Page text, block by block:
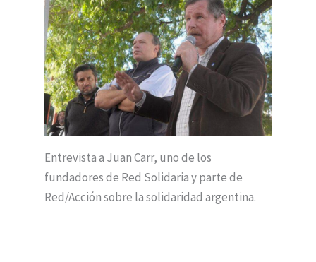
Entrevista a Juan Carr, uno de los
fundadores de Red Solidaria y parte de
Red/Acción sobre la solidaridad argentina.